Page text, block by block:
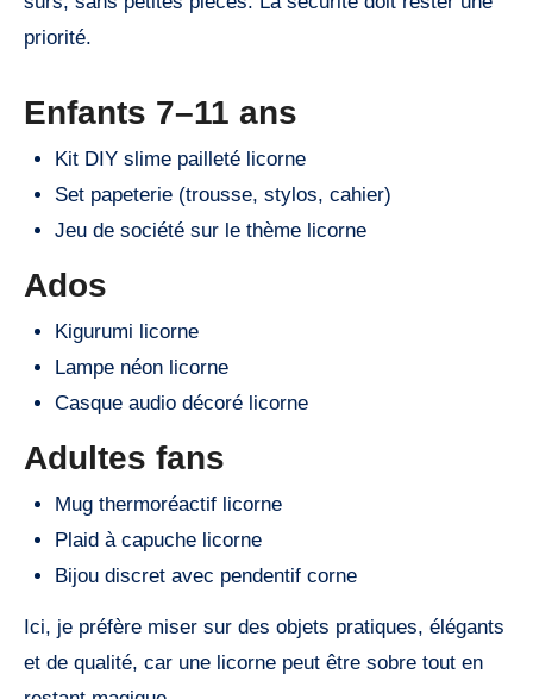
priorité.
Enfants 7–11 ans
Kit DIY slime pailleté licorne
Set papeterie (trousse, stylos, cahier)
Jeu de société sur le thème licorne
Ados
Kigurumi licorne
Lampe néon licorne
Casque audio décoré licorne
Adultes fans
Mug thermoréactif licorne
Plaid à capuche licorne
Bijou discret avec pendentif corne
Ici, je préfère miser sur des objets pratiques, élégants
et de qualité, car une licorne peut être sobre tout en